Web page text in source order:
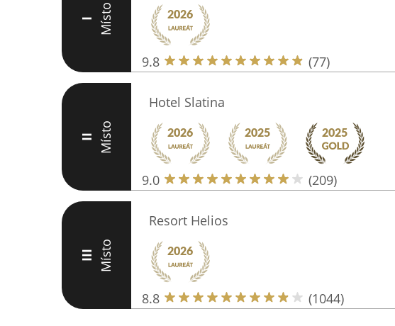
I Místo
9.8 (77)
II Místo
Hotel Slatina
9.0 (209)
III Místo
Resort Helios
8.8 (1044)